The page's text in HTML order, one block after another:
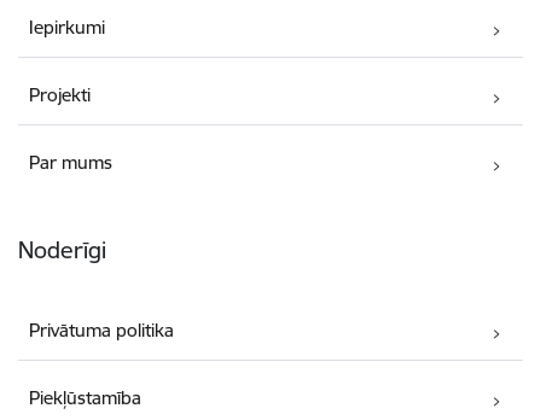
Iepirkumi
Projekti
Par mums
Noderīgi
Privātuma politika
Piekļūstamība